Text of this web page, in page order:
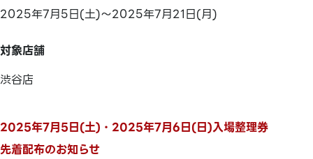
2025年7月5日(土)～2025年7月21日(月)
対象店舗
渋谷店
2025年7月5日(土)・2025年7月6日(日)入場整理券
先着配布のお知らせ